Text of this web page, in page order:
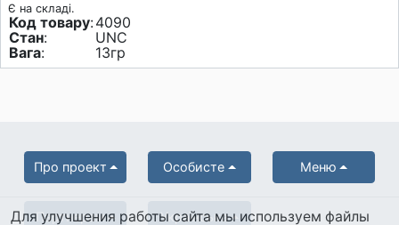
Є на складі.
Код товару:4090
Стан:
UNC
Вага: 13гр
Про проект Особисте Меню
Партнерам Українська
Для улучшения работы сайта мы используем файлы